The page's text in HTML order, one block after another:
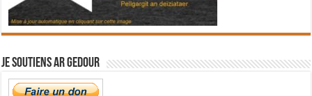
Je soutiens Ar Gedour